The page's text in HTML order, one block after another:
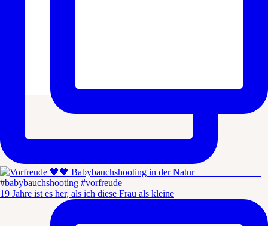
19 Jahre ist es her, als ich diese Frau als kleine